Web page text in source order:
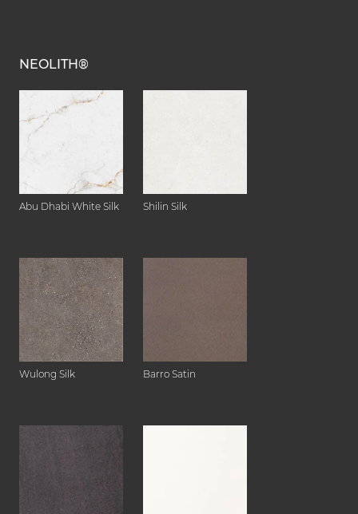
NEOLITH®
Abu Dhabi White Silk Shilin Silk
Wulong Silk Barro Satin